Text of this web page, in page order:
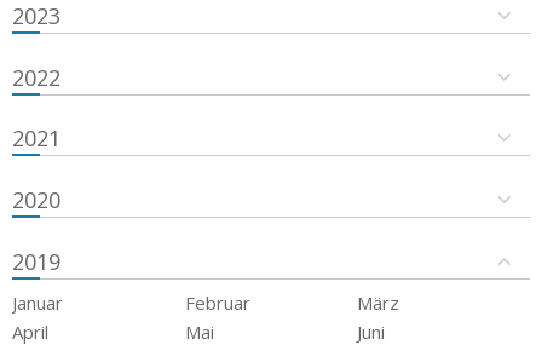
2023
2022
2021
2020
2019
Januar Februar
März
April
Mai
Juni